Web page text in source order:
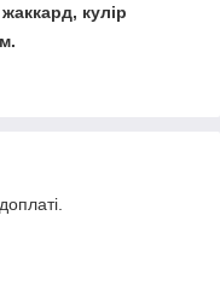
кулір